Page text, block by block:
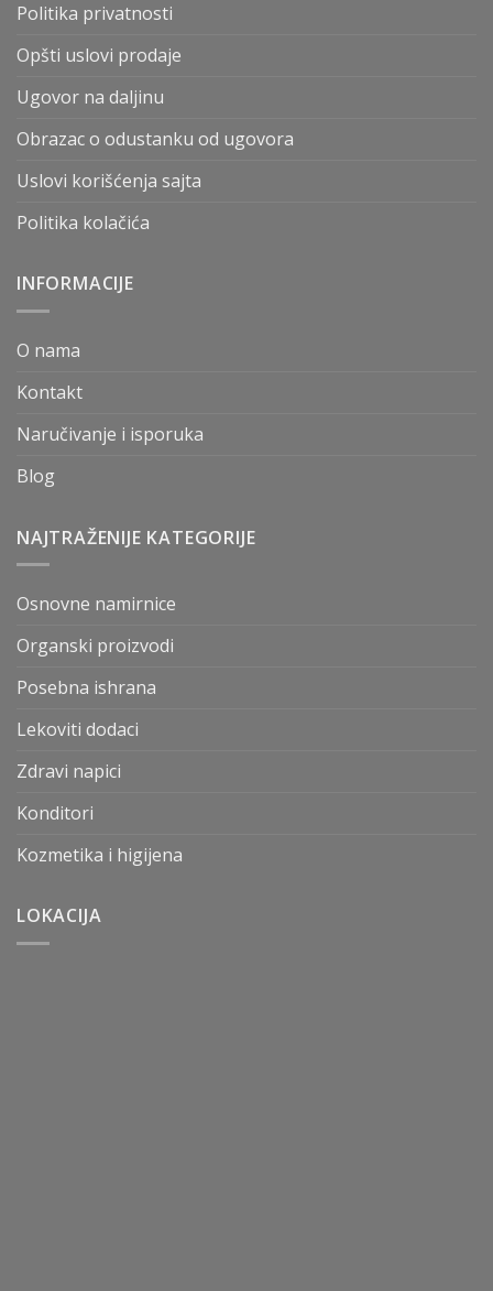
Politika privatnosti
Opšti uslovi prodaje
Ugovor na daljinu
Obrazac o odustanku od ugovora
Uslovi korišćenja sajta
Politika kolačića
INFORMACIJE
O nama
Kontakt
Naručivanje i isporuka
Blog
NAJTRAŽENIJE KATEGORIJE
Osnovne namirnice
Organski proizvodi
Posebna ishrana
Lekoviti dodaci
Zdravi napici
Konditori
Kozmetika i higijena
LOKACIJA